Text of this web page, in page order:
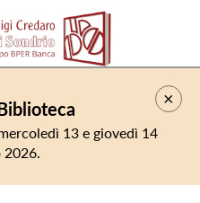
×
13 e giovedì 14
2026.